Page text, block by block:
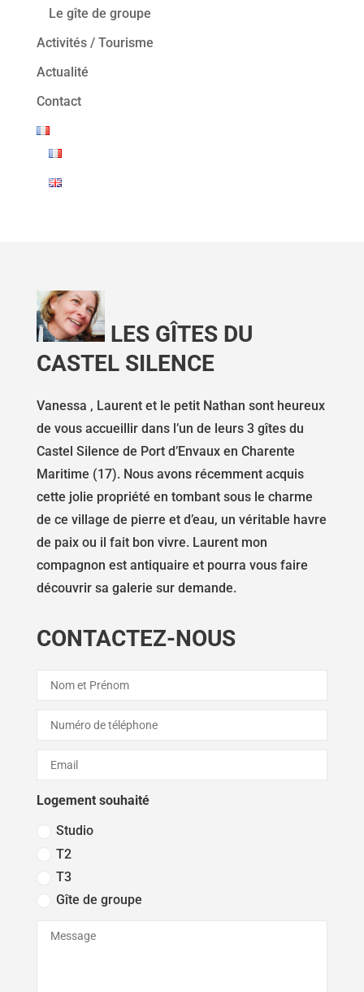
Le gîte de groupe
Activités / Tourisme
Actualité
Contact
LES GÎTES DU
CASTEL SILENCE
Vanessa , Laurent et le petit Nathan sont heureux
de vous accueillir dans l’un de leurs 3 gîtes du
Castel Silence de Port d’Envaux en Charente
Maritime (17). Nous avons récemment acquis
cette jolie propriété en tombant sous le charme
de ce village de pierre et d’eau, un véritable havre
de paix ou il fait bon vivre. Laurent mon
compagnon est antiquaire et pourra vous faire
découvrir sa galerie sur demande.
CONTACTEZ-NOUS
Logement souhaité
Studio
T2
T3
Gîte de groupe